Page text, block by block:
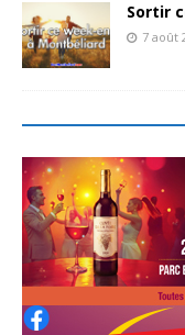
Sortir
7 août